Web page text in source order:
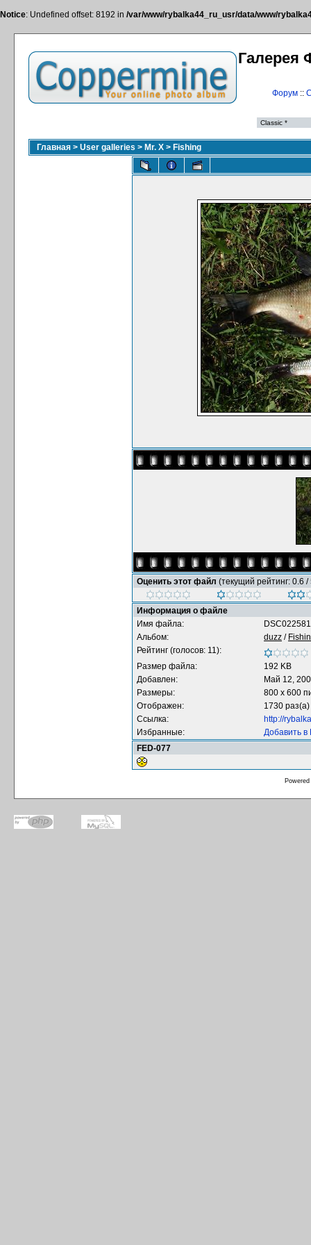
Notice: Undefined offset: 8192 in /var/www/rybalka44_ru_usr/data/www/
Галерея
Форум::
Главная > User galleries > Mr. X > Fishing
Оценить этот файл (текущий рейтинг: 0.6 /
Информация о файле
Имя файла:
Альбом:
duzz /
Рейтинг (голосов: 11):
Размер файла:
192 KB
Добавлен:
Май 12,
Размеры:
800 x 600
Отображен:
1730 раз(а)
Ссылка:
http://
Избранные:
Добавить
FED-077